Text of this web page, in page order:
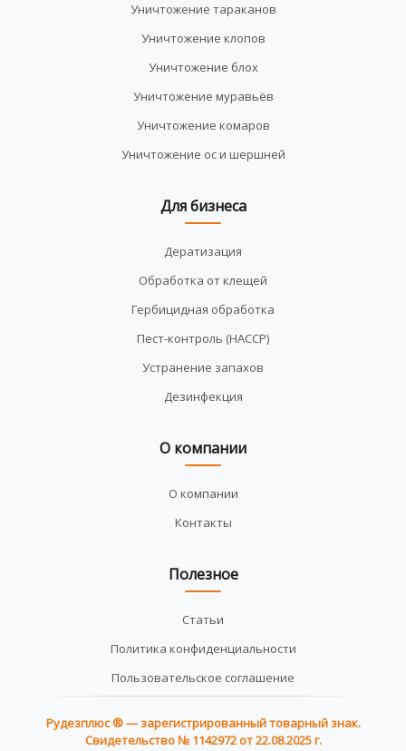
Уничтожение тараканов
Уничтожение клопов
Уничтожение блох
Уничтожение муравьёв
Уничтожение комаров
Уничтожение ос и шершней
Для бизнеса
Дератизация
Обработка от клещей
Гербицидная обработка
Пест-контроль (HACCP)
Устранение запахов
Дезинфекция
О компании
О компании
Контакты
Полезное
Статьи
Политика конфиденциальности
Пользовательское соглашение
Рудезплюс ® — зарегистрированный товарный знак.
Свидетельство № 1142972 от 22.08.2025 г.